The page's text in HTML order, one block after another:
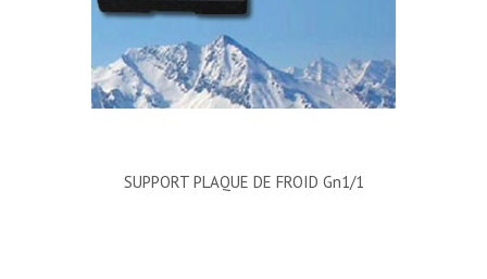
SUPPORT PLAQUE DE FROID Gn1/1